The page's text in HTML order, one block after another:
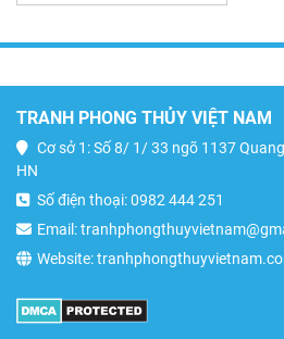
TRANH PHONG THỦY VIỆT NAM
Cơ sở 1: Số 8/ 1/ 33 ngõ 1137
HN
Số điện thoại: 0982 444 251
Email:
Website: